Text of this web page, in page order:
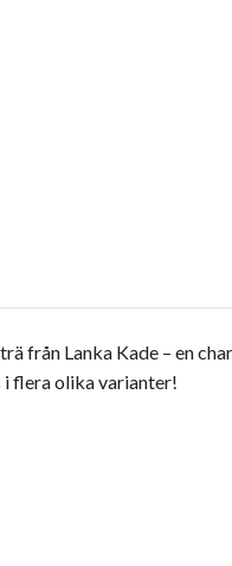
från Lanka Kade – en
i flera olika varianter!